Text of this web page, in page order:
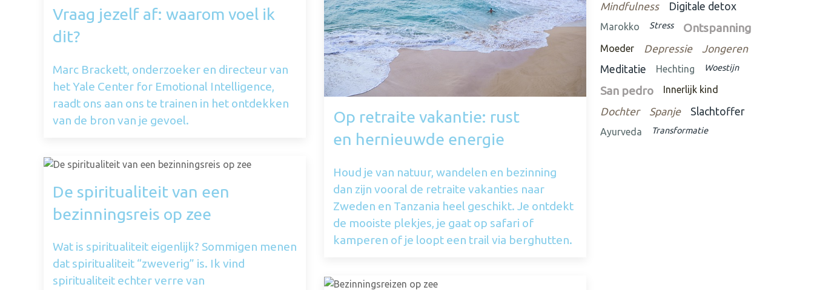
Vraag jezelf af: waarom voel ik
dit?
Marc Brackett, onderzoeker en directeur van
het Yale Center for Emotional Intelligence,
raadt ons aan ons te trainen in het ontdekken
van de bron van je gevoel.
Op retraite vakantie: rust
en hernieuwde energie
Houd je van natuur, wandelen en bezinning
dan zijn vooral de retraite vakanties naar
Zweden en Tanzania heel geschikt. Je ontdekt
de mooiste plekjes, je gaat op safari of
kamperen of je loopt een trail via berghutten.
De spiritualiteit van een
bezinningsreis op zee
Wat is spiritualiteit eigenlijk? Sommigen menen
dat spiritualiteit “zweverig” is. Ik vind
spiritualiteit echter verre van
Mindfulness
Digitale detox
Marokko Stress Ontspanning
Moeder Depressie
Jongeren
Meditatie
Hechting Woestijn
San pedro Innerlijk kind
Dochter Spanje Slachtoffer
Ayurveda Transformatie